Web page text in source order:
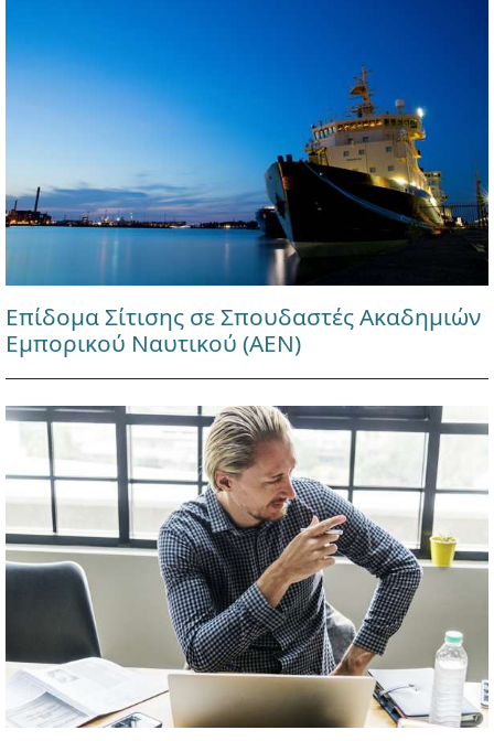
Επίδομα Σίτισης σε Σπουδαστές Ακαδημιών
Εμπορικού Ναυτικού (ΑΕΝ)